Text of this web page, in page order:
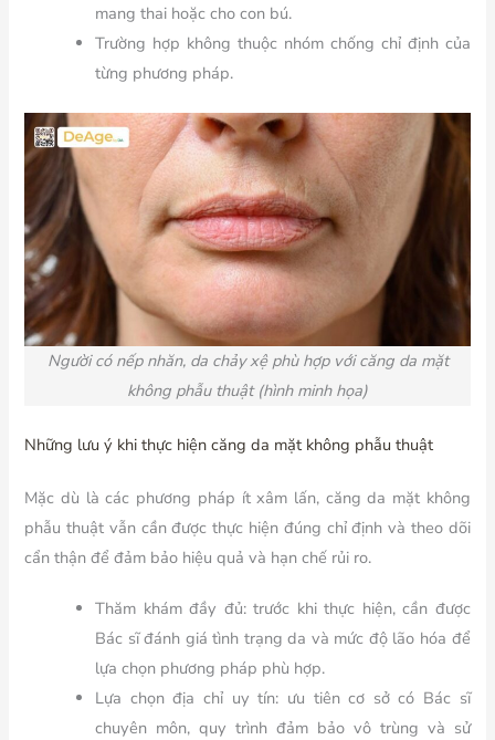
mang thai hoặc cho con bú.
Trường hợp không thuộc nhóm chống chỉ định của
từng phương pháp.
Người có nếp nhăn, da chảy xệ phù hợp với căng da mặt
không phẫu thuật (hình minh họa)
Những lưu ý khi thực hiện căng da mặt không phẫu thuật
Mặc dù là các phương pháp ít xâm lấn, căng da mặt không
phẫu thuật vẫn cần được thực hiện đúng chỉ định và theo dõi
cẩn thận để đảm bảo hiệu quả và hạn chế rủi ro.
Thăm khám đầy đủ:trước khi thực hiện, cần được
Bác sĩ đánh giá tình trạng da và mức độ lão hóa để
lựa chọn phương pháp phù hợp.
Lựa chọn địa chỉ uy tín: ưu tiên cơ sở có Bác sĩ
chuyên môn, quy trình đảm bảo vô trùng và sử